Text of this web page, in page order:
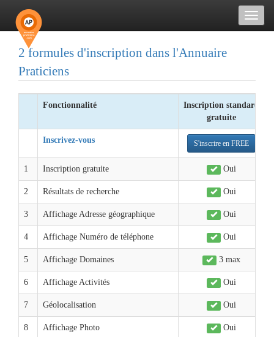
Toggle
2 formules d'inscription dans l'Annuaire
Praticiens
Fonctionnalité
Inscription standard
gratuite
Inscrivez-vous S'inscrire en FREE
1 Inscription gratuite Oui
2 Résultats de recherche Oui
3 Affichage Adresse géographique Oui
4 Affichage Numéro de téléphone Oui
5 Affichage Domaines 3 max
6 Affichage Activités Oui
7 Géolocalisation Oui
8 Affichage Photo Oui